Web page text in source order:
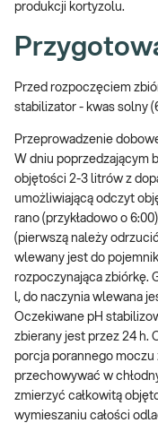
produkcji kortyzolu.
Przed rozpoczęciem
stabilizator - kwas solny
Przeprowadzenie
W dniu poprzedzającym
objętości 2-3 litrów z
umożliwiającą odczyt
rano (przykładowo o
(pierwszą należy
wlewany jest do
rozpoczynająca zbiórkę.
l, do naczynia wlewana
Oczekiwane pH
zbierany jest przez 24 h.
porcja porannego moczu
przechowywać w
zmierzyć całkowitą
wymieszaniu całości